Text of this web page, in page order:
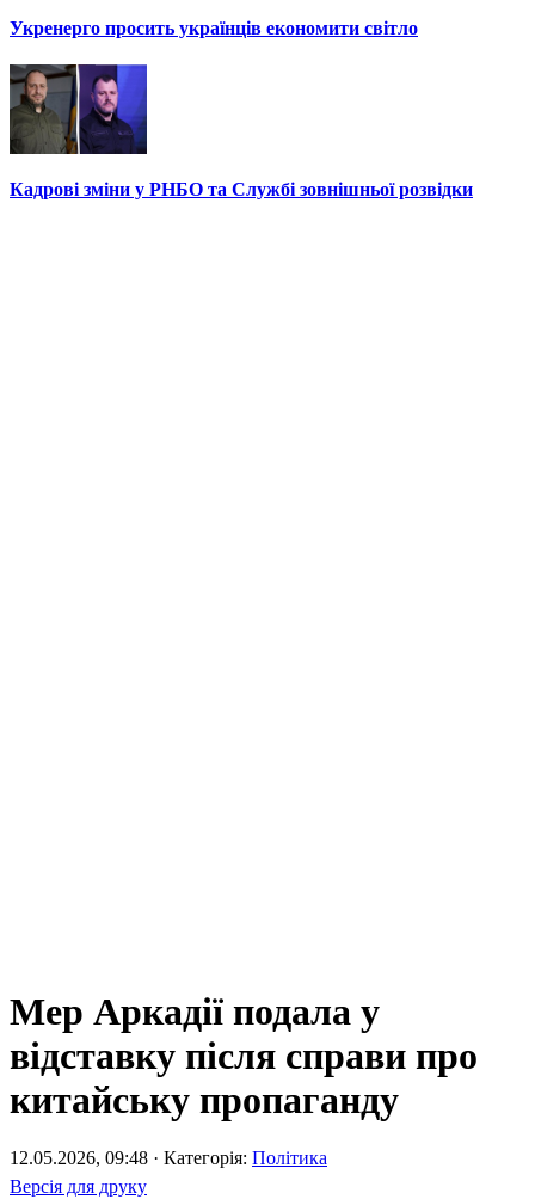
Укренерго просить українців економити світло
Кадрові зміни у РНБО та Службі зовнішньої розвідки
Мер Аркадії подала у
відставку після справи про
китайську пропаганду
12.05.2026, 09:48 · Категорія: Політика
Версія для друку